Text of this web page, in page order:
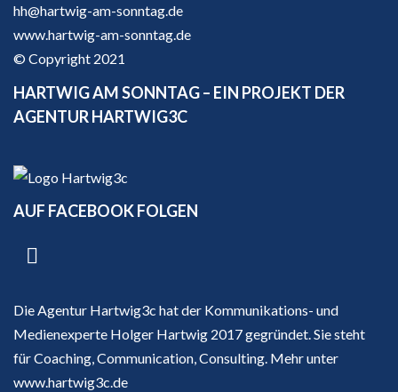
hh@hartwig-am-sonntag.de
www.hartwig-am-sonntag.de
© Copyright 2021
HARTWIG AM SONNTAG – EIN PROJEKT DER
AGENTUR HARTWIG3C
AUF FACEBOOK FOLGEN
Die Agentur Hartwig3c hat der Kommunikations- und
Medienexperte Holger Hartwig 2017 gegründet. Sie steht
für Coaching, Communication, Consulting. Mehr unter
www.hartwig3c.de